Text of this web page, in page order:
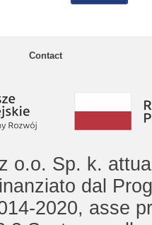
Contact
o.o. Sp. k.
dal
2020, asse